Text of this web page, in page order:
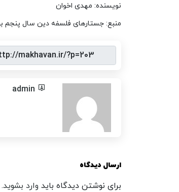
نویسنده: مهدی اخوان
منبع: جستارهای فلسفه دین سال پنجم بهار و تابستان
admin
ارسال دیدگاه
برای نوشتن دیدگاه باید وارد بشوید.